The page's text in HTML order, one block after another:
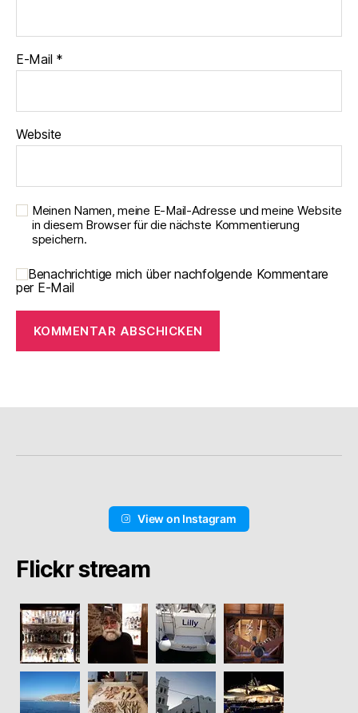
E-Mail *
Website
Meinen Namen, meine E-Mail-Adresse und meine Website
in diesem Browser für die nächste Kommentierung
speichern.
Benachrichtige mich über nachfolgende Kommentare
per E-Mail
View on Instagram
Flickr stream